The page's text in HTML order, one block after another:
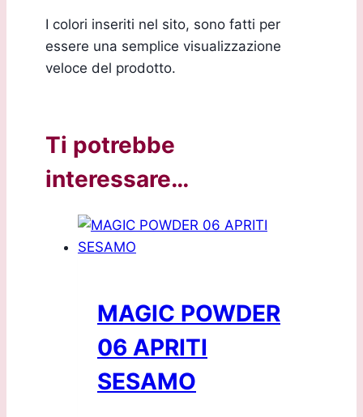
I colori inseriti nel sito, sono fatti per
essere una semplice visualizzazione
veloce del prodotto.
Ti potrebbe
interessare…
MAGIC POWDER
06 APRITI
SESAMO